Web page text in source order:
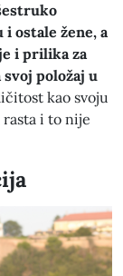
ostale žene, a
i prilika za
položaj u
kao svoju
rasta i to nije